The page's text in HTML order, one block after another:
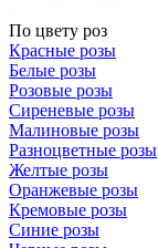
По цвету роз
Красные розы
Белые розы
Розовые розы
Сиреневые розы
Малиновые розы
Разноцветные розы
Желтые розы
Оранжевые розы
Кремовые розы
Синие розы